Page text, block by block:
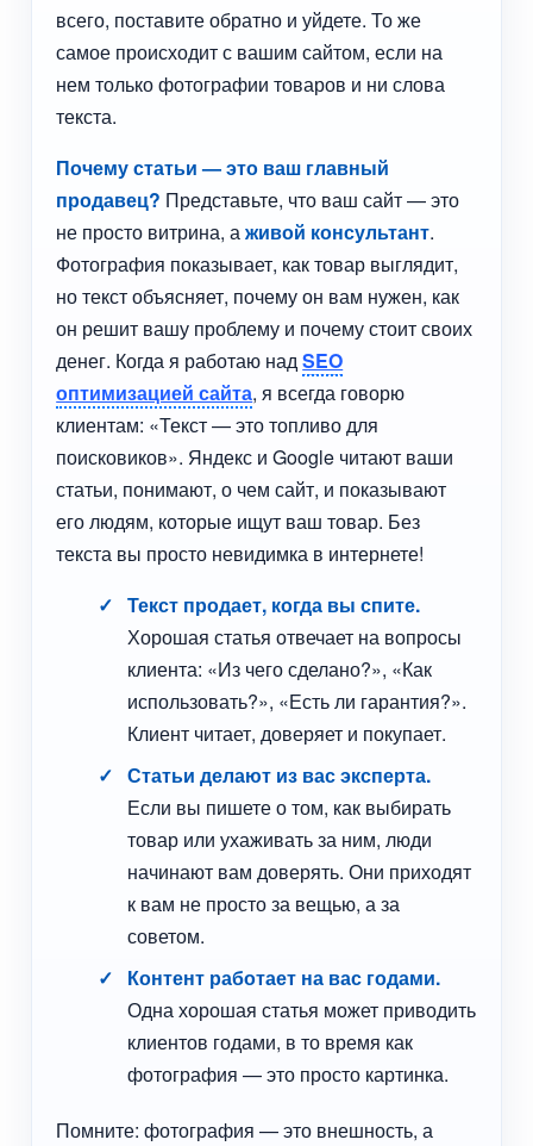
всего, поставите обратно и уйдете. То же
самое происходит с вашим сайтом, если на
нем только фотографии товаров и ни слова
текста.
Почему статьи — это ваш главный
продавец? Представьте, что ваш сайт — это
не просто витрина, аживой консультант.
Фотография показывает, как товар выглядит,
но текст объясняет, почему он вам нужен, как
он решит вашу проблему и почему стоит своих
денег. Когда я работаю надSEO
оптимизацией сайта, я всегда говорю
клиентам: «Текст — это топливо для
поисковиков». Яндекс и Google читают ваши
статьи, понимают, о чем сайт, и показывают
его людям, которые ищут ваш товар. Без
текста вы просто невидимка в интернете!
Текст продает, когда вы спите.
Хорошая статья отвечает на вопросы
клиента: «Из чего сделано?», «Как
использовать?», «Есть ли гарантия?».
Клиент читает, доверяет и покупает.
Статьи делают из вас эксперта.
Если вы пишете о том, как выбирать
товар или ухаживать за ним, люди
начинают вам доверять. Они приходят
к вам не просто за вещью, а за
советом.
Контент работает на вас годами.
Одна хорошая статья может приводить
клиентов годами, в то время как
фотография — это просто картинка.
Помните: фотография — это внешность, а